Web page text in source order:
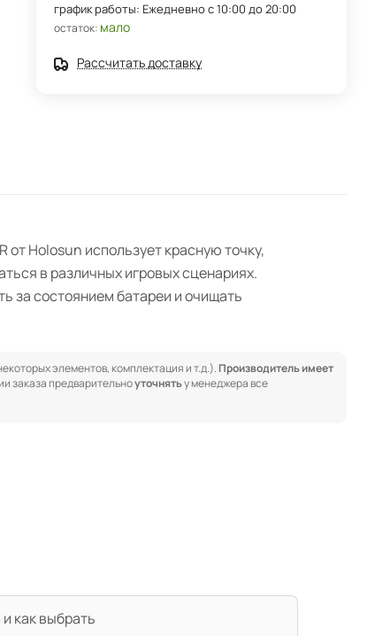
график работы: Ежедневно с 10:00 до 20:00
остаток: мало
Рассчитать доставку
Holosun использует красную точку,
в различных игровых сценариях.
за состоянием батареи и очищать
элементов, комплектация и т.д.). Производитель имеет
заказа предварительноуточнятьу менеджера все
как выбрать